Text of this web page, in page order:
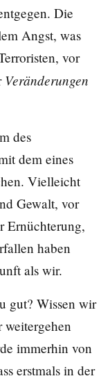
Die
Angst, was
vor
Veränderungen
des
dem eines
Vielleicht
Gewalt, vor
Ernüchterung,
haben
als wir.
gut? Wissen wir
weitergehen
immerhin von
erstmals in der